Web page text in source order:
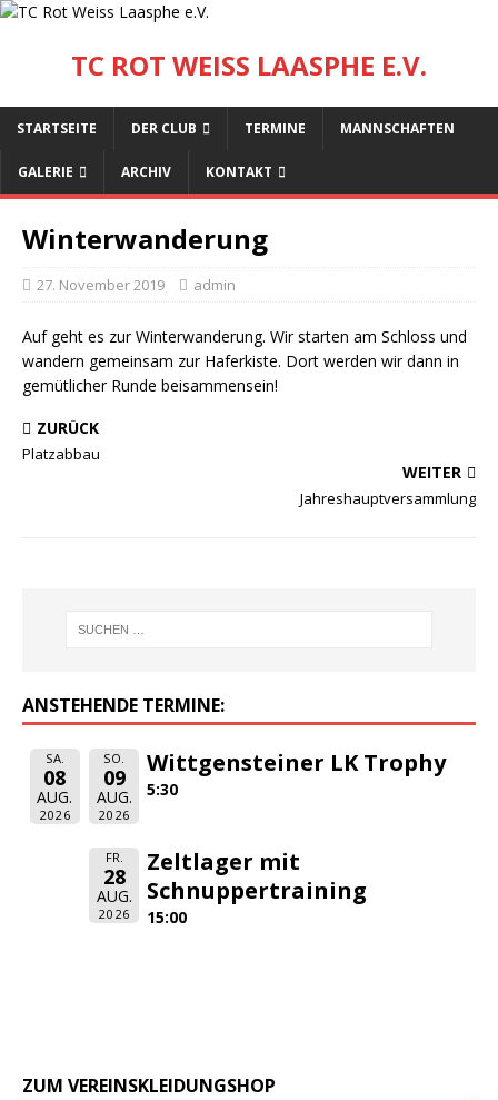
TC ROT WEISS LAASPHE E.V.
STARTSEITE DER CLUB TERMINE MANNSCHAFTEN
GALERIE ARCHIV KONTAKT
Winterwanderung
27. November 2019 admin
Auf geht es zur Winterwanderung. Wir starten am Schloss und
wandern gemeinsam zur Haferkiste. Dort werden wir dann in
gemütlicher Runde beisammensein!
ZURÜCK
Platzabbau
WEITER
Jahreshauptversammlung
ANSTEHENDE TERMINE:
SA.
08
AUG.
2026
SO.
09
AUG.
2026
Wittgensteiner LK Trophy
5:30
FR.
28
AUG.
2026
Zeltlager mit
Schnuppertraining
15:00
ZUM VEREINSKLEIDUNGSHOP